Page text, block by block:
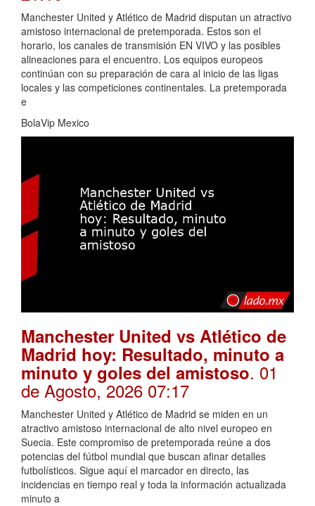
Manchester United y Atlético de Madrid disputan un atractivo
amistoso internacional de pretemporada. Estos son el
horario, los canales de transmisión EN VIVO y las posibles
alineaciones para el encuentro. Los equipos europeos
continúan con su preparación de cara al inicio de las ligas
locales y las competiciones continentales. La pretemporada
e
BolaVip Mexico
Manchester United vs Atlético de
Madrid hoy: Resultado, minuto a
minuto y goles del amistoso. 01
de Agosto, 2026 07:17
Manchester United y Atlético de Madrid se miden en un
atractivo amistoso internacional de alto nivel europeo en
Suecia. Este compromiso de pretemporada reúne a dos
potencias del fútbol mundial que buscan afinar detalles
futbolísticos. Sigue aquí el marcador en directo, las
incidencias en tiempo real y toda la información actualizada
minuto a